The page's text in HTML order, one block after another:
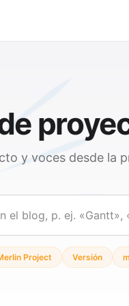
y voces desde la
Project Versión